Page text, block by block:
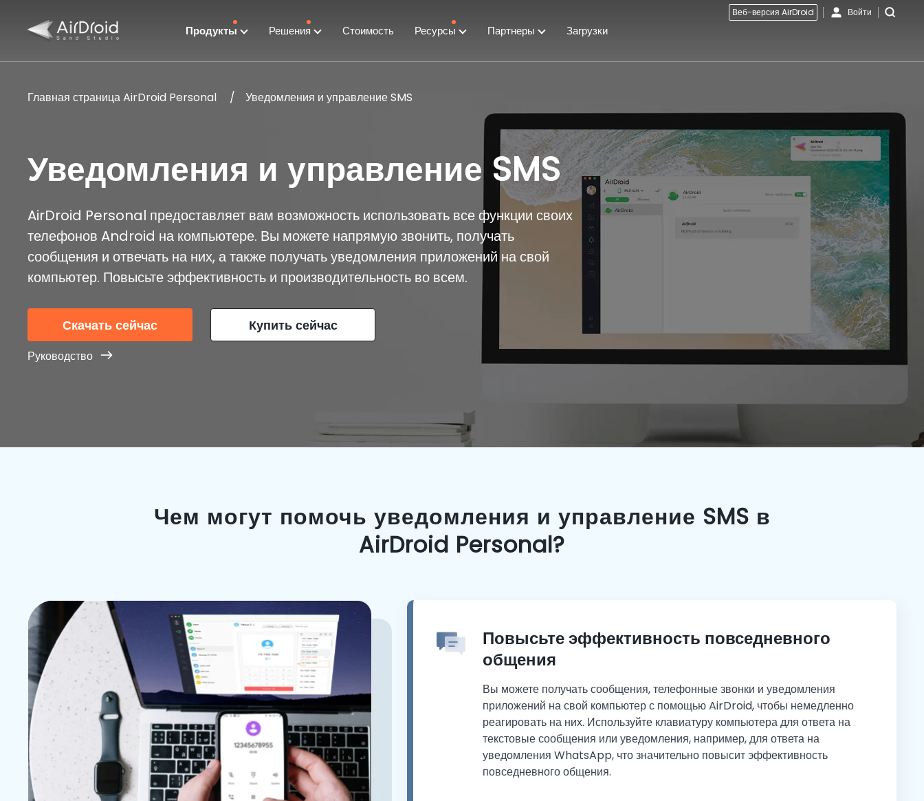
Продукты Решения Стоимость Ресурсы Партнеры Загрузки
Веб-версия AirDroid Войти
Уведомления и управление SMS
AirDroid Personal предоставляет вам возможность использовать все функции своих
телефонов Android на компьютере. Вы можете напрямую звонить, получать
сообщения и отвечать на них, а также получать уведомления приложений на свой
компьютер. Повысьте эффективность и производительность во всем.
Скачать сейчас Купить сейчас
Руководство
Главная страница AirDroid Personal Уведомления и управление SMS
Чем могут помочь уведомления и управление SMS в
AirDroid Personal?
Повысьте эффективность повседневного
общения
Вы можете получать сообщения, телефонные звонки и уведомления
приложений на свой компьютер с помощью AirDroid, чтобы немедленно
реагировать на них. Используйте клавиатуру компьютера для ответа на
текстовые сообщения или уведомления, например, для ответа на
уведомления WhatsApp, что значительно повысит эффективность
повседневного общения.